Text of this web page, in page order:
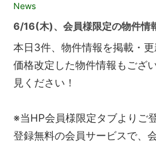
株
式
会
社
み、
か
ら
却
力
る
2022年6月16日
News
6/16(木)、会員様限定の物件情
本日3件、物件情報を掲載・更
価格改定した物件情報もござ
見ください！
※当HP会員様限定タブよりご
登録無料の会員サービスで、